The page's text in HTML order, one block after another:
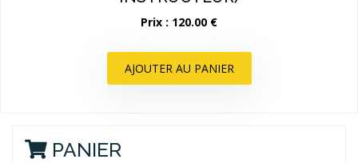
Prix : 120.00 €
AJOUTER AU PANIER
PANIER